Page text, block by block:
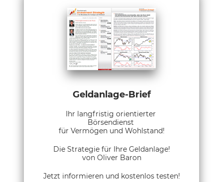
Geldanlage-Brief
Ihr langfristig orientierter
Börsendienst
für Vermögen und Wohlstand!
Die Strategie für Ihre Geldanlage!
von Oliver Baron
Jetzt informieren und kostenlos testen!